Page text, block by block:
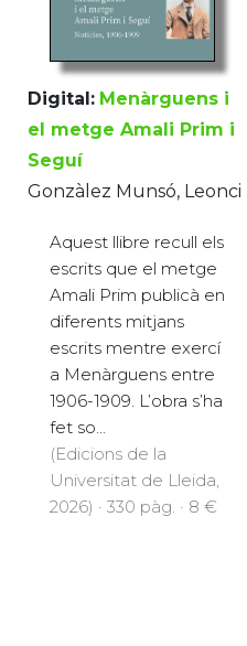
Digital: Menàrguens i
el metge Amali Prim i
Seguí
Gonzàlez Munsó, Leonci
Aquest llibre recull els
escrits que el metge
Amali Prim publicà en
diferents mitjans
escrits mentre exercí
a Menàrguens entre
1906-1909. L’obra s’ha
fet so...
(Edicions de la
Universitat de Lleida,
2026) · 330 pàg. · 8 €